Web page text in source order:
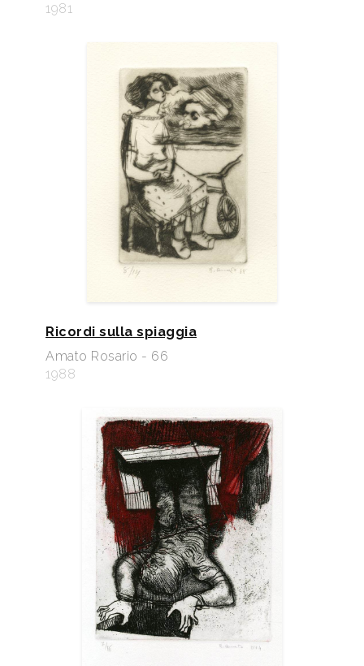
1981
Ricordi sulla spiaggia
Amato Rosario - 66
1988